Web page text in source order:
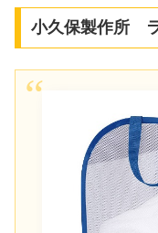
小久保製作所